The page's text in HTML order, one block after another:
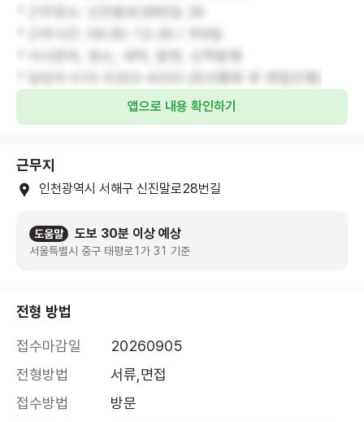
앱으로 내용 확인하기
근무지
인천광역시 서해구 신진말로28번길
도움말 도보 30분 이상 예상
서울특별시 중구 태평로1가 31 기준
전형 방법
접수마감일
20260905
전형방법
서류,면접
접수방법
방문